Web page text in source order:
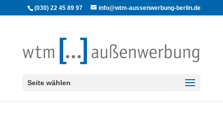
(030) 22 45 89 97 info@wtm-aussenwerbung-berlin.de
Seite wählen